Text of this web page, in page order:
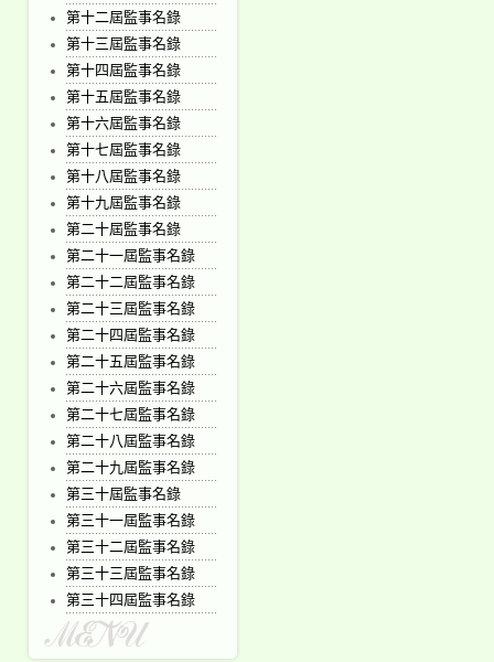
第十二屆監事名錄
第十三屆監事名錄
第十四屆監事名錄
第十五屆監事名錄
第十六屆監事名錄
第十七屆監事名錄
第十八屆監事名錄
第十九屆監事名錄
第二十屆監事名錄
第二十一屆監事名錄
第二十二屆監事名錄
第二十三屆監事名錄
第二十四屆監事名錄
第二十五屆監事名錄
第二十六屆監事名錄
第二十七屆監事名錄
第二十八屆監事名錄
第二十九屆監事名錄
第三十屆監事名錄
第三十一屆監事名錄
第三十二屆監事名錄
第三十三屆監事名錄
第三十四屆監事名錄